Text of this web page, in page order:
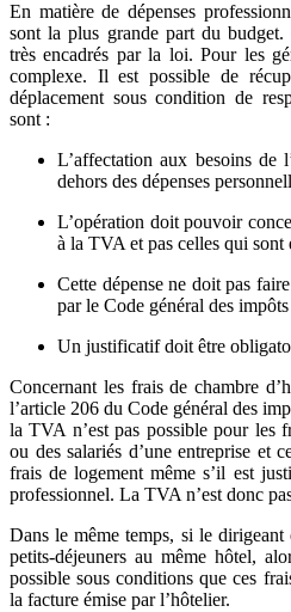
En matière de dépenses
sont la plus grande part du budget.
très encadrés par la loi. Pour les
complexe. Il est possible de
déplacement sous condition de
sont :
L’affectation aux besoins de
dehors des dépenses
L’opération doit pouvoir
à la TVA et pas celles qui sont
Cette dépense ne doit pas
par le Code général des impôts
Un justificatif doit être
Concernant les frais de chambre
l’article 206 du Code général des
la TVA n’est pas possible pour les
ou des salariés d’une entreprise et
frais de logement même s’il est
professionnel. La TVA n’est donc
Dans le même temps, si le dirigeant
petits-déjeuners au même hôtel,
possible sous conditions que ces
la facture émise par l’hôtelier.